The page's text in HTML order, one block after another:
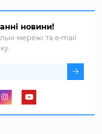
новини!
мережі та e-mail